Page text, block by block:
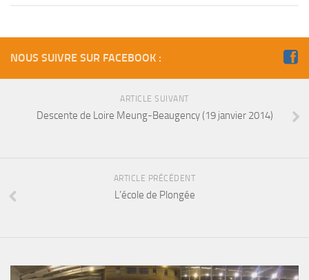
Peinture
NOUS SUIVRE SUR FACEBOOK :
ARTICLE SUIVANT
Descente de Loire Meung-Beaugency (19 janvier 2014)
ARTICLE PRÉCÉDENT
L’école de Plongée